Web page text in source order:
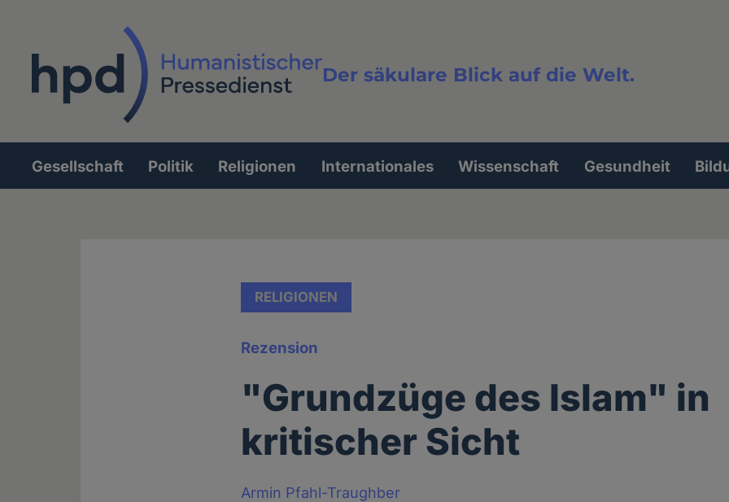
Der säkulare Blick auf die Welt.
Volltextsuche
Hauptnavigation
Gesellschaft Politik Religionen Internationales Wissenschaft Gesundheit
RELIGIONEN
Rezension
"Grundzüge des Islam" in
kritischer Sicht
Armin Pfahl-Traughber